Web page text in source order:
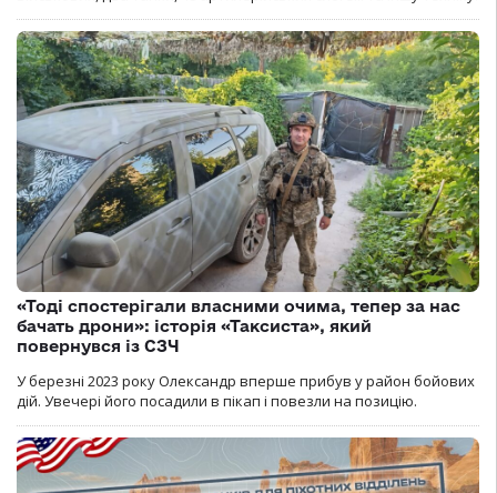
«Тоді спостерігали власними очима, тепер за нас
бачать дрони»: історія «Таксиста», який
повернувся із СЗЧ
У березні 2023 року Олександр вперше прибув у район бойових
дій. Увечері його посадили в пікап і повезли на позицію.